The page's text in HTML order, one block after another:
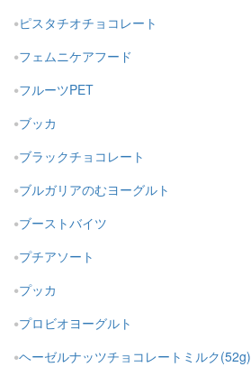
ピスタチオチョコレート
フェムニケアフード
フルーツPET
ブッカ
ブラックチョコレート
ブルガリアのむヨーグルト
ブーストバイツ
プチアソート
プッカ
プロビオヨーグルト
ヘーゼルナッツチョコレートミルク(52g)